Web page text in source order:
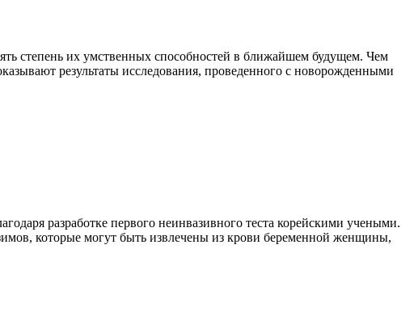
степень их умственных способностей в ближайшем будущем. Чем
результаты исследования, проведенного с новорожденными
разработке первого неинвазивного теста корейскими учеными.
которые могут быть извлечены из крови беременной женщины,